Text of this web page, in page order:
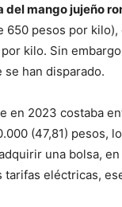
del mango jujeño
650 pesos por
kilo. Sin
han disparado.
en 2023 costaba
(47,81) pesos,
una bolsa,
tarifas eléctricas,